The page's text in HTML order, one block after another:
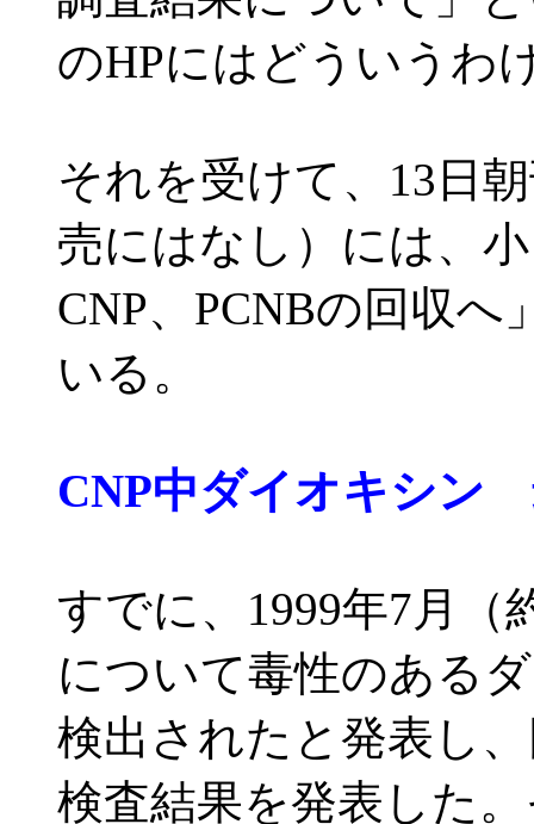
のHPにはどういうわ
それを受けて、13日
売にはなし）には、
CNP、PCNBの回収
いる。
CNP中ダイオキシン
すでに、1999年7月（
について毒性のある
検出されたと発表し
検査結果を発表した